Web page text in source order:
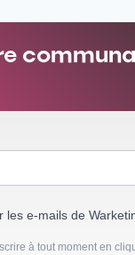
les e-mails de
à tout moment en